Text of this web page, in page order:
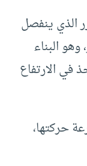
الذي ينفصل
البناء
في الارتفاع
حركتها،